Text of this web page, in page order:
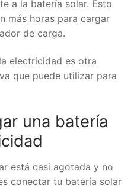
a la batería solar. Esto
más horas para cargar
de carga.
electricidad es otra
que puede utilizar para
una batería
está casi agotada y no
conectar tu batería solar